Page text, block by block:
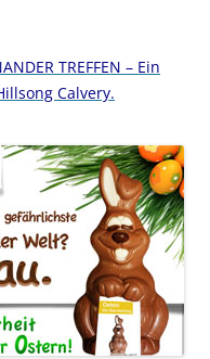
TREFFEN – Ein
Calvery.